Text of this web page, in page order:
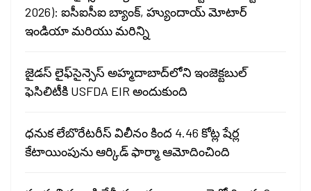
2026): ఐసీఐసీఐ బ్యాంక్, హ్యుందాయ్ మోటార్
ఇండియా మరియు మరిన్ని
జైడస్ లైఫ్‌సైన్సెస్ అహ్మదాబాద్‌లోని ఇంజెక్టబుల్
ఫెసిలిటీకి USFDA EIR అందుకుంది
ధనుక లేబొరేటరీస్ విలీనం కింద 4.46 కోట్ల షేర్ల
కేటాయింపును ఆర్కిడ్ ఫార్మా ఆమోదించింది